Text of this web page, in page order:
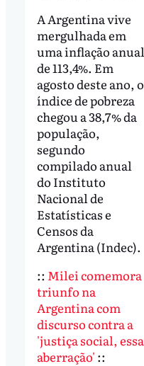
A Argentina vive
mergulhada em
uma inflação anual
de 113,4%. Em
agosto deste ano, o
índice de pobreza
chegou a 38,7% da
população,
segundo
compilado anual
do Instituto
Nacional de
Estatísticas e
Censos da
Argentina (Indec).
:: Milei comemora
triunfo na
Argentina com
discurso contra a
'justiça social, essa
aberração' ::